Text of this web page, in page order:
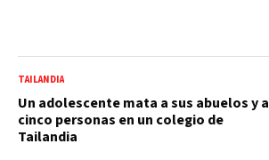
TAILANDIA
Un adolescente mata a sus abuelos y a
cinco personas en un colegio de
Tailandia